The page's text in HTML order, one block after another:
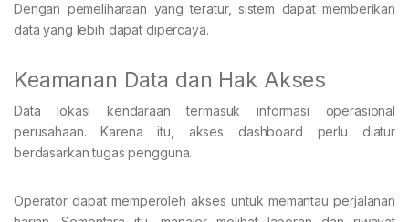
Dengan pemeliharaan yang teratur, sistem dapat memberikan
data yang lebih dapat dipercaya.
Keamanan Data dan Hak Akses
Data lokasi kendaraan termasuk informasi operasional
perusahaan. Karena itu, akses dashboard perlu diatur
berdasarkan tugas pengguna.
Operator dapat memperoleh akses untuk memantau perjalanan